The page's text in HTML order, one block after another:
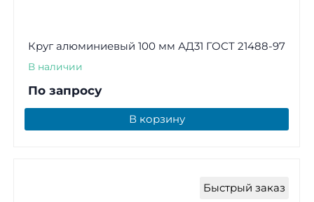
Круг алюминиевый 100 мм АД31 ГОСТ 21488-97
В наличии
По запросу
В корзину
Быстрый заказ